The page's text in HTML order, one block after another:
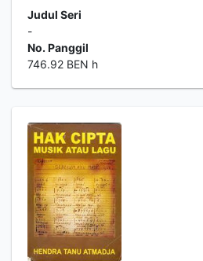
Judul Seri
-
No. Panggil
746.92 BEN h